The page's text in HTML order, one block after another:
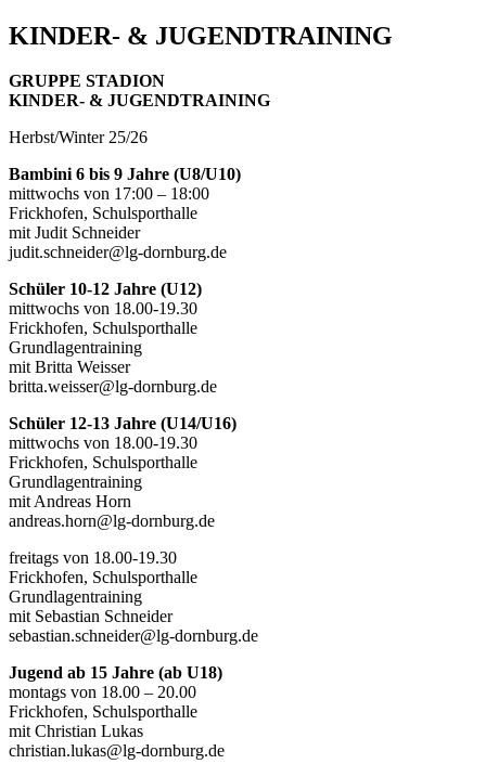
KINDER- & JUGENDTRAINING
GRUPPE STADION
KINDER- & JUGENDTRAINING
Herbst/Winter 25/26
Bambini 6 bis 9 Jahre (U8/U10)
mittwochs von 17:00 – 18:00
Frickhofen, Schulsporthalle
mit Judit Schneider
judit.schneider@lg-dornburg.de
Schüler 10-12 Jahre (U12)
mittwochs von 18.00-19.30
Frickhofen, Schulsporthalle
Grundlagentraining
mit Britta Weisser
britta.weisser@lg-dornburg.de
Schüler 12-13 Jahre (U14/U16)
mittwochs von 18.00-19.30
Frickhofen, Schulsporthalle
Grundlagentraining
mit Andreas Horn
andreas.horn@lg-dornburg.de
freitags von 18.00-19.30
Frickhofen, Schulsporthalle
Grundlagentraining
mit Sebastian Schneider
sebastian.schneider@lg-dornburg.de
Jugend ab 15 Jahre (ab U18)
montags von 18.00 – 20.00
Frickhofen, Schulsporthalle
mit Christian Lukas
christian.lukas@lg-dornburg.de